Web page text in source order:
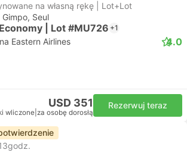
na własną rękę | Lot+Lot
Seul
Economy | Lot #MU726 +1
Eastern Airlines 4.0
USD 351
wliczone za osobę dorosłą
Rezerwuj teraz